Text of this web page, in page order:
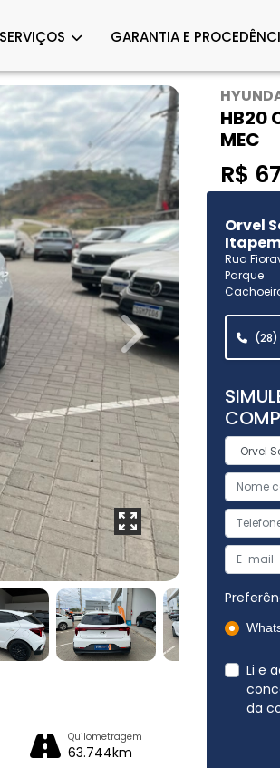
SERVIÇOS GARANTIA E
HB20
MEC
R$
Orvel
Rua
Parque
(28)
Li e
da
Next
Quilometragem
63.744km